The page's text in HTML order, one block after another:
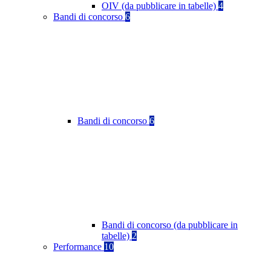
OIV (da pubblicare in tabelle) 4
Bandi di concorso 6
Bandi di concorso 6
Bandi di concorso (da pubblicare in
tabelle) 2
Performance 10